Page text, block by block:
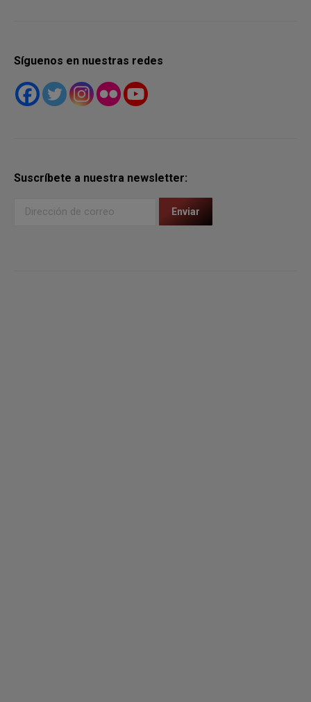
Síguenos en nuestras redes
Suscríbete a nuestra newsletter: